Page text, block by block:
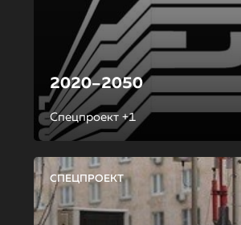
2020–2050
Спецпроект +1
СПЕЦПРОЕКТ